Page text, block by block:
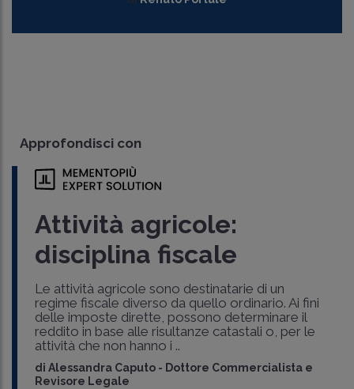
Approfondisci con
Attività agricole:
disciplina fiscale
Le attività agricole sono destinatarie di un
regime fiscale diverso da quello ordinario. Ai fini
delle imposte dirette, possono determinare il
reddito in base alle risultanze catastali o, per le
attività che non hanno i ..
di Alessandra Caputo - Dottore Commercialista e
Revisore Legale